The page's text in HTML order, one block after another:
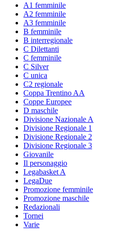
A1 femminile
A2 femminile
A3 femminile
B femminile
B interregionale
C Dilettanti
C femminile
C Silver
C unica
C2 regionale
Coppa Trentino AA
Coppe Europee
D maschile
Divisione Nazionale A
Divisione Regionale 1
Divisione Regionale 2
Divisione Regionale 3
Giovanile
Il personaggio
Legabasket A
LegaDue
Promozione femminile
Promozione maschile
Redazionali
Tornei
Varie